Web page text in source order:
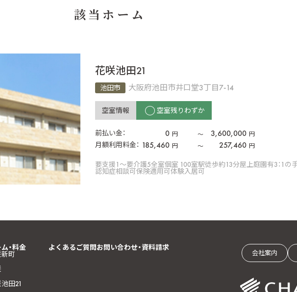
該当ホーム
花咲池田21
池田市 大阪府池田市井口堂3丁目7-14
空室情報 空室残りわずか
前払い金： 0 円 〜 3,600,000 円
月額利用料金： 185,460 円 〜 257,460 円
要支援1〜要介護5全室個室 100室駅徒歩約13分屋上庭園有3：1の
認知症相談可保険適用可体験入居可
・料金
町
田21
よくあるご質問お問い合わせ・資料請求
会社案内